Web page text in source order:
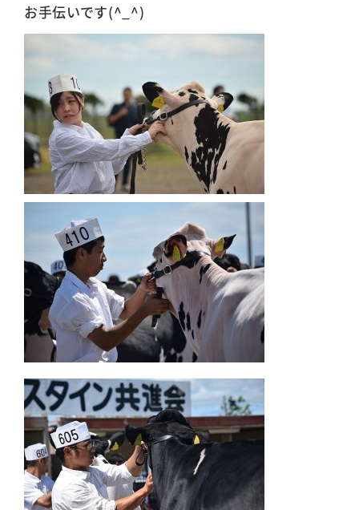
お手伝いです(^_^)